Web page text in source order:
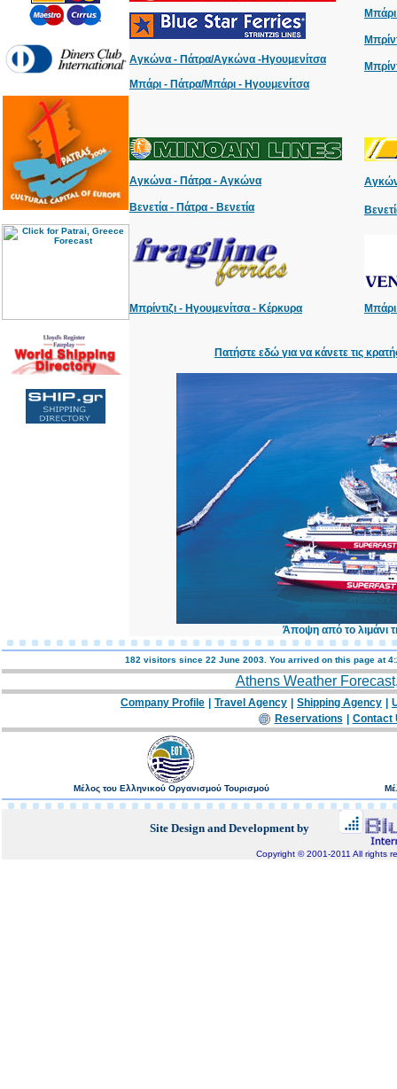
Αγκώνα - Πάτρα/Αγκώνα -Ηγουμενίτσα
Μπάρι - Πάτρα/Μπάρι - Ηγουμενίτσα
Αγκώνα - Πάτρα - Αγκώνα
Βενετία - Πάτρα - Βενετία
Μπρίντιζι - Ηγουμενίτσα - Κέρκυρα
Πατήστε εδώ για να κάνετε τις
Άποψη από το λιμάνι
182 visitors since 22 June 2003. You arrived on this page at
Athens Weather
Company Profile Travel Agency Shipping Agency
Reservations
Contact
Μέλος του Ελληνικού Οργανισμού Τουρισμού
Site Design and Development by
Copyright © 2001-2011 All rights